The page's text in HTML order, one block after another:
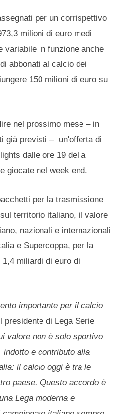
per un corrispettivo
milioni di euro medi
variabile in funzione anche
abbonati al calcio dei
150 milioni di euro su
nel prossimo mese – in
già previsti – un'offerta di
dalle ore 19 della
giocate nel week end.
per la trasmissione
territorio italiano, il valore
nazionali e internazionali
e Supercoppa, per la
miliardi di euro di
importante per il calcio
presidente di Lega Serie
valore non è solo sportivo
indotto e contributo alla
il calcio oggi è tra le
paese. Questo accordo è
Lega moderna e